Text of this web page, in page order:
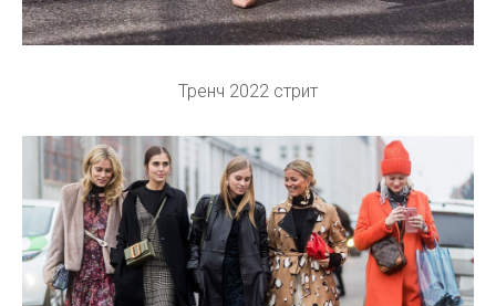
Тренч 2022 стрит